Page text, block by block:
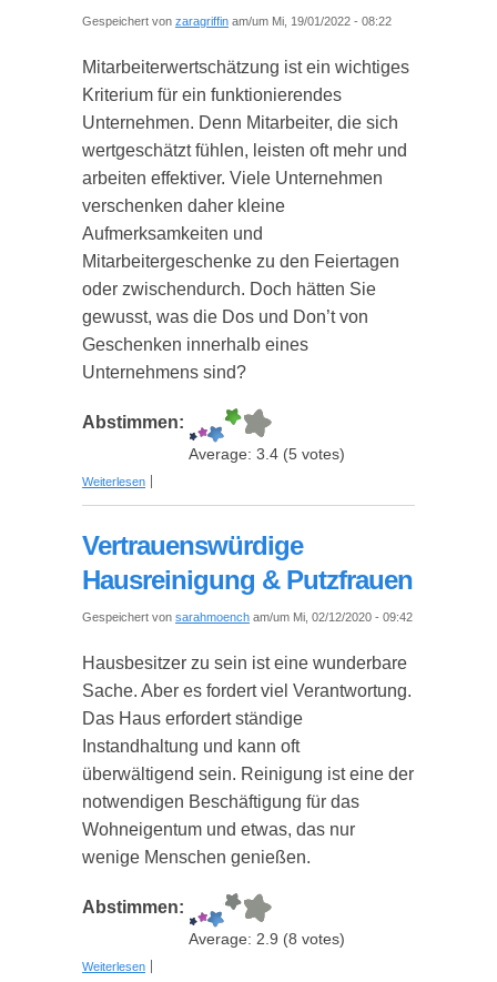
Gespeichert von zaragriffin am/um Mi, 19/01/2022 - 08:22
Mitarbeiterwertschätzung ist ein wichtiges
Kriterium für ein funktionierendes
Unternehmen. Denn Mitarbeiter, die sich
wertgeschätzt fühlen, leisten oft mehr und
arbeiten effektiver. Viele Unternehmen
verschenken daher kleine
Aufmerksamkeiten und
Mitarbeitergeschenke zu den Feiertagen
oder zwischendurch. Doch hätten Sie
gewusst, was die Dos und Don’t von
Geschenken innerhalb eines
Unternehmens sind?
Abstimmen:
Average: 3.4 (5 votes)
Weiterlesen über Mitarbeitergeschenke - Wann Sie
Vertrauenswürdige
Hausreinigung & Putzfrauen
Gespeichert von sarahmoench am/um Mi, 02/12/2020 - 09:42
Hausbesitzer zu sein ist eine wunderbare
Sache. Aber es fordert viel Verantwortung.
Das Haus erfordert ständige
Instandhaltung und kann oft
überwältigend sein. Reinigung ist eine der
notwendigen Beschäftigung für das
Wohneigentum und etwas, das nur
wenige Menschen genießen.
Abstimmen:
Average: 2.9 (8 votes)
Weiterlesen über Vertrauenswürdige Hausreinigung &